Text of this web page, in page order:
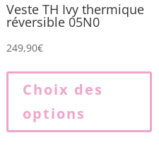
Veste TH Ivy thermique
réversible 05N0
249,90€
Choix des
options